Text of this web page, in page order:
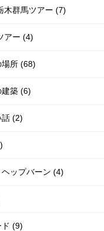
木群馬ツアー (7)
アー (4)
所 (68)
築 (6)
話 (2)
ップバーン (4)
(9)